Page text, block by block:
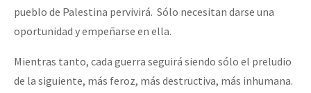
pueblo de Palestina pervivirá. Sólo necesitan darse una
oportunidad y empeñarse en ella.
Mientras tanto, cada guerra seguirá siendo sólo el preludio
de la siguiente, más feroz, más destructiva, más inhumana.